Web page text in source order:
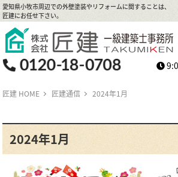
愛知県小牧市周辺での外壁塗装やリフォームに関することは、
匠建にお任せ下さい。
匠建 HOME 匠建通信 2024年1月
2024年1月